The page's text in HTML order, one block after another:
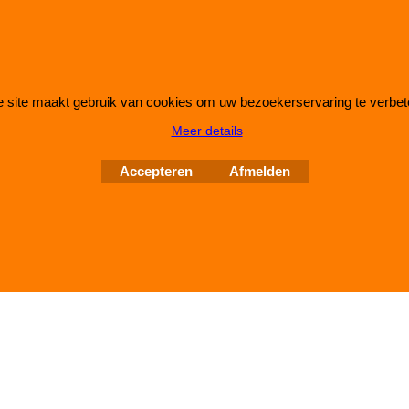
software.
site maakt gebruik van cookies om uw bezoekerservaring te
Meer details
Accepteren Afmelden